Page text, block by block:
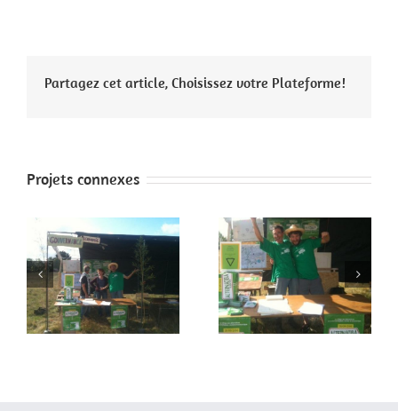
Partagez cet article, Choisissez votre Plateforme!
Projets connexes
Faites de la paix 1 Paris 4